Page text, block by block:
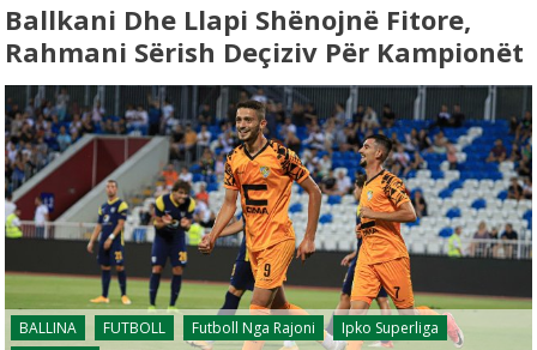
Ballkani Dhe Llapi Shënojnë Fitore,
Rahmani Sërish Deçiziv Për Kampionët
BALLINA FUTBOLL Futboll Nga Rajoni
Ipko Superliga